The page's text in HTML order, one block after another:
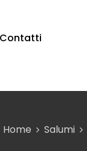
Contatti
Home Salumi